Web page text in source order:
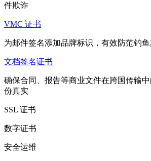
件欺诈
VMC 证书
为邮件签名添加品牌标识，有效防范钓
文档签名证书
确保合同、报告等商业文件在跨国传输
份真实
SSL 证书
数字证书
安全运维